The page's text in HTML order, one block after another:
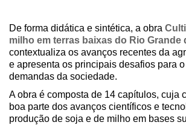
De forma didática e sintética, a obra
milho em terras baixas do Rio Grande
contextualiza os avanços recentes da
e apresenta os principais desafios para
demandas da sociedade.
A obra é composta de 14 capítulos, cuja
boa parte dos avanços científicos e
produção de soja e de milho em bases